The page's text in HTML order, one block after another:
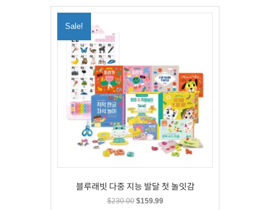
Sale!
블루래빗 다중 지능 발달 첫 놀잇감
$230.00 Original
$159.99Current